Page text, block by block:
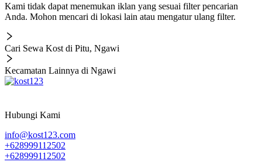
Kami tidak dapat menemukan iklan yang sesuai filter pencarian
Anda. Mohon mencari di lokasi lain atau mengatur ulang filter.
Cari Sewa Kost di Pitu, Ngawi
Kecamatan Lainnya di Ngawi
Hubungi Kami
info@kost123.com
+628999112502
+628999112502